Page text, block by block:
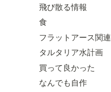
飛び散る情報
食
フラットアース関連
タルタリア水計画
買って良かった
なんでも自作